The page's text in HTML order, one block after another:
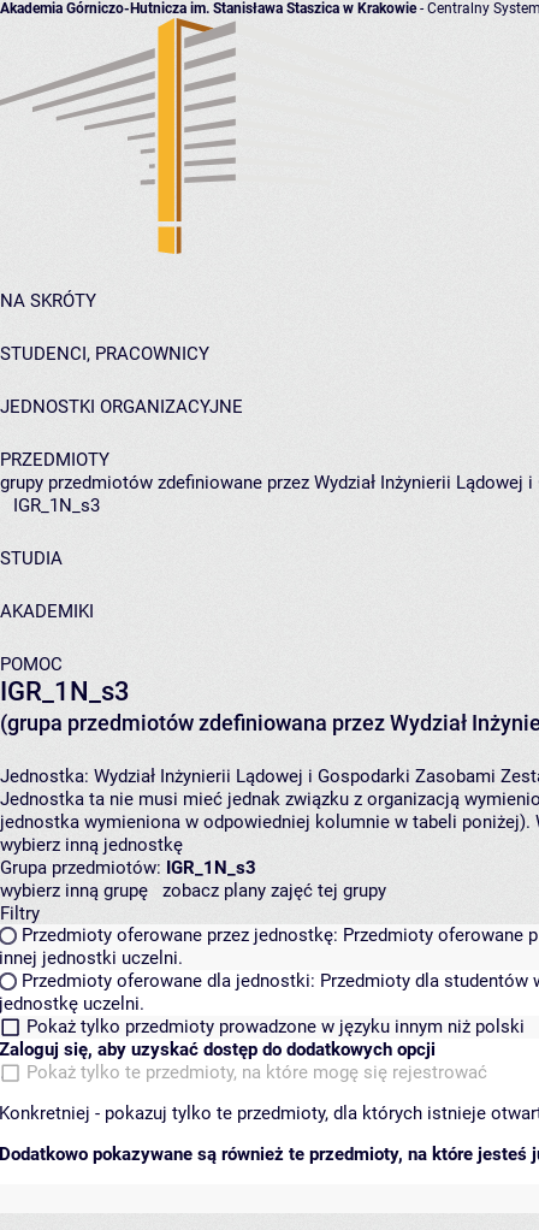
Akademia Górniczo-Hutnicza im. Stanisława Staszica w Krakowie- Centralny
NA SKRÓTY
STUDENCI, PRACOWNICY
JEDNOSTKI ORGANIZACYJNE
PRZEDMIOTY
grupy przedmiotów zdefiniowane przez Wydział Inżynierii Lądowej
IGR_1N_s3
STUDIA
AKADEMIKI
POMOC
IGR_1N_s3
(grupa przedmiotów zdefiniowana przez Wydział
Jednostka: Wydział Inżynierii Lądowej i Gospodarki Zasobami
Jednostka ta nie musi mieć jednak związku z organizacją
jednostka wymieniona w odpowiedniej kolumnie w tabeli
wybierz inną jednostkę
Grupa przedmiotów: IGR_1N_s3
wybierz inną grupę
zobacz plany zajęć tej grupy
Filtry
Przedmioty oferowane przez jednostkę: Przedmioty oferowane
innej jednostki uczelni.
Przedmioty oferowane dla jednostki: Przedmioty dla studentów
jednostkę uczelni.
Pokaż tylko przedmioty prowadzone w języku innym niż polski
Zaloguj się, aby uzyskać dostęp do dodatkowych opcji
Pokaż tylko te przedmioty, na które mogę się rejestrować
Konkretniej - pokazuj tylko te przedmioty, dla których istnieje
Dodatkowo pokazywane są również te przedmioty, na które jesteś